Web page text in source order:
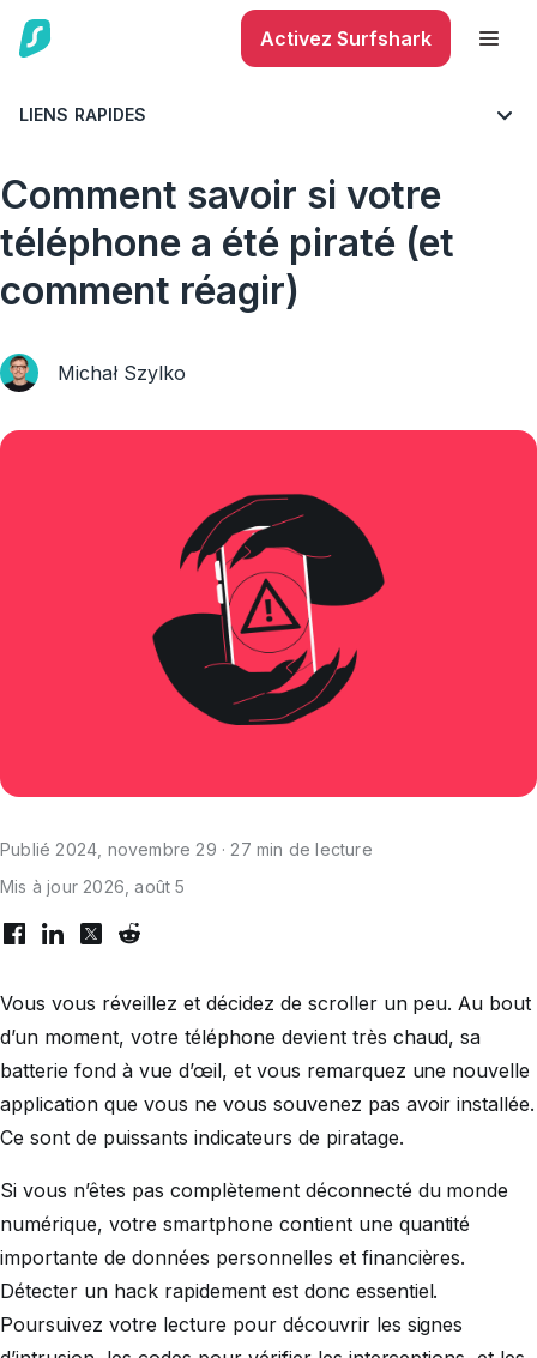
Activez Surfshark
LIENS RAPIDES
BLOG CYBERSÉCURITÉ
Comment savoir si votre
téléphone a été piraté (et
comment réagir)
Michał Szylko
Publié 2024, novembre 29 · 27 min de lecture
Mis à jour 2026, août 5
Vous vous réveillez et décidez de scroller un peu. Au bout
d’un moment, votre téléphone devient très chaud, sa
batterie fond à vue d’œil, et vous remarquez une nouvelle
application que vous ne vous souvenez pas avoir installée.
Ce sont de puissants indicateurs de piratage.
Si vous n’êtes pas complètement déconnecté du monde
numérique, votre smartphone contient une quantité
importante de données personnelles et financières.
Détecter un hack rapidement est donc essentiel.
Poursuivez votre lecture pour découvrir les signes